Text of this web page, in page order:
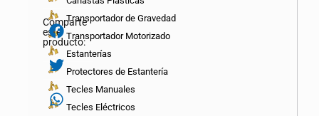
Transportador de Gravedad
Transportador Motorizado
Estanterías
Protectores de Estantería
Tecles Manuales
Tecles Eléctricos
Comparte
este
producto: